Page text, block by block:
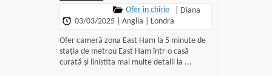
Ofer in chirie
Diana
03/03/2025 |Anglia Londra
Ofer cameră zona East Ham la 5 minute de
stația de metrou East Ham într-o casă
curată și linistita mai multe detalii la ...